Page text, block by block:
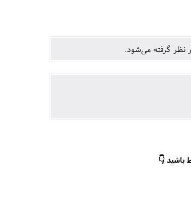
نظر گرفته می‌شود.
باشید 👇